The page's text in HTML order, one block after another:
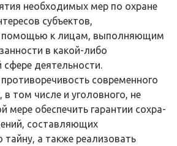
необходимых мер по охране
субъектов,
помощью к лицам, выполняющим
в какой-либо
деятельности.
современного
в том числе и уголовного, не
мере обеспечить гарантии сохра­
составляющих
а также реализовать